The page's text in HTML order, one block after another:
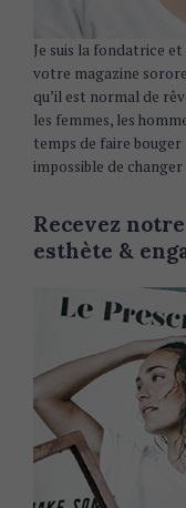
Je suis la fondatrice
votre magazine
qu’il est normal de
les femmes, les
temps de faire bouger
impossible de
Recevez
esthète &